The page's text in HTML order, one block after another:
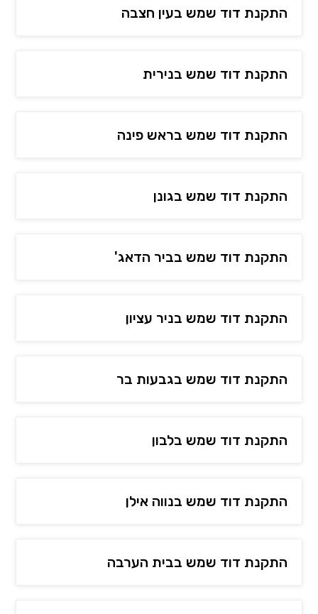
התקנת דוד שמש בעין חצבה
התקנת דוד שמש בנירית
התקנת דוד שמש בראש פינה
התקנת דוד שמש בגונן
התקנת דוד שמש בביר הדאג'
התקנת דוד שמש בניר עציון
התקנת דוד שמש בגבעות בר
התקנת דוד שמש בלבון
התקנת דוד שמש בנווה אילן
התקנת דוד שמש בבית הערבה